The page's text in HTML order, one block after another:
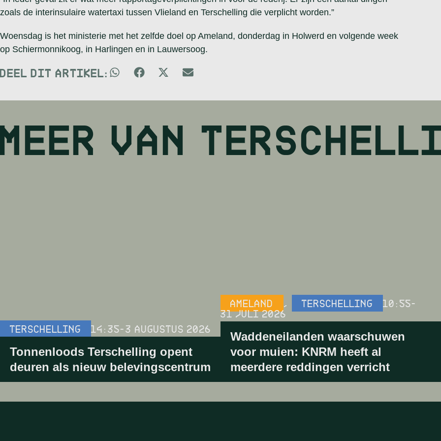
zoals de interinsulaire watertaxi tussen Vlieland en Terschelling die verplicht worden.”
Woensdag is het ministerie met het zelfde doel op Ameland, donderdag in Holwerd en volgende week
op Schiermonnikoog, in Harlingen en in Lauwersoog.
DEEL DIT ARTIKEL:
MEER VAN
TERSCHELLING 14:35-3 AUGUSTUS 2026
Tonnenloods Terschelling opent
deuren als nieuw belevingscentrum
AMELAND , TERSCHELLING 10:55-
31 JULI 2026
Waddeneilanden waarschuwen
voor muien: KNRM heeft al
meerdere reddingen verricht